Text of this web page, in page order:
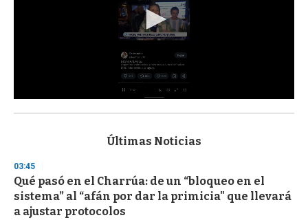
s
d
s
o
f
3
Últimas Noticias
03:45
Qué pasó en el Charrúa: de un “bloqueo en el
sistema” al “afán por dar la primicia" que llevará
a ajustar protocolos